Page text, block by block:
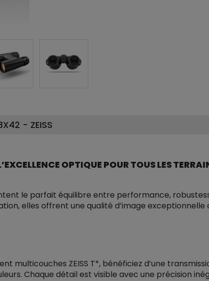
- ZEISS
OPTIQUE POUR TOUS LES
le parfait équilibre entre performance,
elles offrent une qualité d’image
multicouches ZEISS T*, bénéficiez d’une
Chaque détail est visible avec une précision